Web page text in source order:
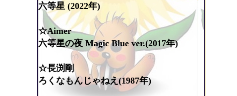
六等星 (2022年)
☆Aimer
六等星の夜 Magic Blue ver.(2017年)
☆長渕剛
ろくなもんじゃねえ(1987年)